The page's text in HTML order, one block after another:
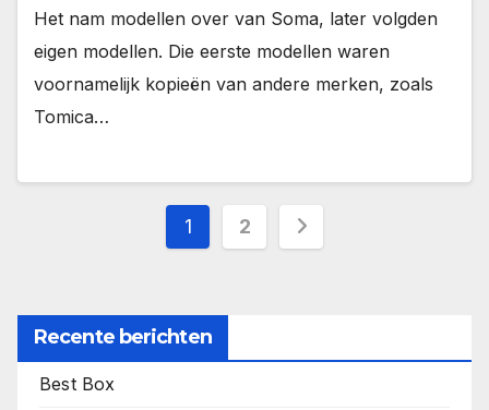
Het nam modellen over van Soma, later volgden
eigen modellen. Die eerste modellen waren
voornamelijk kopieën van andere merken, zoals
Tomica…
Berichten
1 2
Recente berichten
Best Box